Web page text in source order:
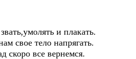
и плакать.
свое тело напрягать.
скоро все вернемся.